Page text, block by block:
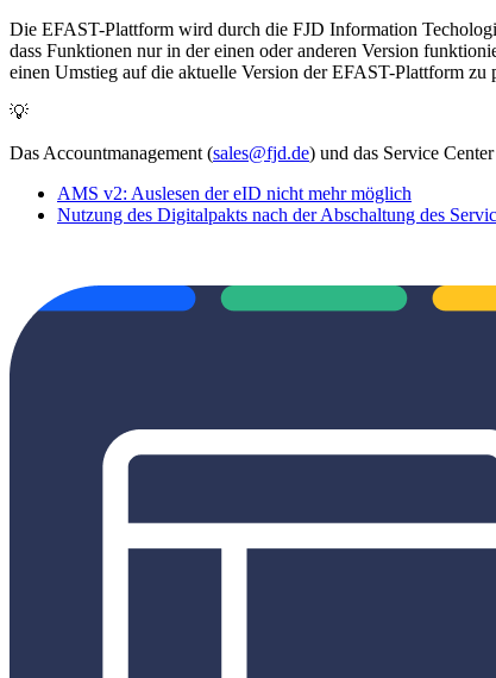
Die EFAST-Plattform wird durch die FJD Information
dass Funktionen nur in der einen oder anderen Version
einen Umstieg auf die aktuelle Version der EFAST-Plattform zu
💡
Das Accountmanagement (sales@fjd.de) und das Service
AMS v2: Auslesen der eID nicht mehr möglich
Nutzung des Digitalpakts nach der Abschaltung des